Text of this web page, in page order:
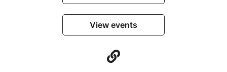
View events